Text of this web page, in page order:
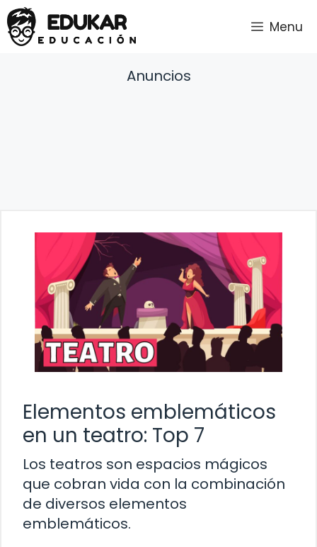
Saltar
al
contenido
Menu
Anuncios
Elementos emblemáticos
en un teatro: Top 7
Los teatros son espacios mágicos
que cobran vida con la combinación
de diversos elementos
emblemáticos.